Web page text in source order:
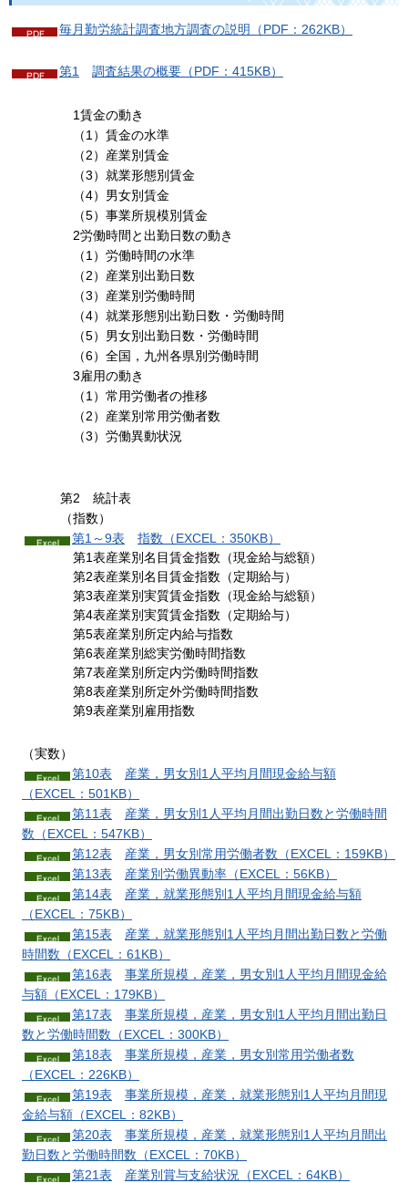
毎月勤労統計調査地方調査の説明（PDF：262KB）
第1 調査結果の概要（PDF：415KB）
1賃金の動き
（1）賃金の水準
（2）産業別賃金
（3）就業形態別賃金
（4）男女別賃金
（5）事業所規模別賃金
2労働時間と出勤日数の動き
（1）労働時間の水準
（2）産業別出勤日数
（3）産業別労働時間
（4）就業形態別出勤日数・労働時間
（5）男女別出勤日数・労働時間
（6）全国，九州各県別労働時間
3雇用の動き
（1）常用労働者の推移
（2）産業別常用労働者数
（3）労働異動状況
第2 統計表
（指数）
第1～9表
指数 （EXCEL：350KB）
第1表産業別名目賃金指数（現金給与総額）
第2表産業別名目賃金指数（定期給与）
第3表産業別実質賃金指数（現金給与総額）
第4表産業別実質賃金指数（定期給与）
第5表産業別所定内給与指数
第6表産業別総実労働時間指数
第7表産業別所定内労働時間指数
第8表産業別所定外労働時間指数
第9表産業別雇用指数
（実数）
第10表
産業，男女別1人平均月間現金給与額
（EXCEL：501KB）
第11表
産業，男女別1人平均月間出勤日数と労働時間
数（EXCEL：547KB）
第12表
産業，男女別常用労働者数（EXCEL：159KB）
第13表
産業別労働異動率（EXCEL：56KB）
第14表
産業，就業形態別1人平均月間現金給与額
（EXCEL：75KB）
第15表
産業，就業形態別1人平均月間出勤日数と労働
時間数（EXCEL：61KB）
第16表
事業所規模，産業，男女別1人平均月間現金給
与額（EXCEL：179KB）
第17表
事業所規模，産業，男女別1人平均月間出勤日
数と労働時間数（EXCEL：300KB）
第18表
事業所規模，産業，男女別常用労働者数
（EXCEL：226KB）
第19表
事業所規模，産業，就業形態別1人平均月間現
金給与額（EXCEL：82KB）
第20表
事業所規模，産業，就業形態別1人平均月間出
勤日数と労働時間数（EXCEL：70KB）
第21表
産業別賞与支給状況（EXCEL：64KB）